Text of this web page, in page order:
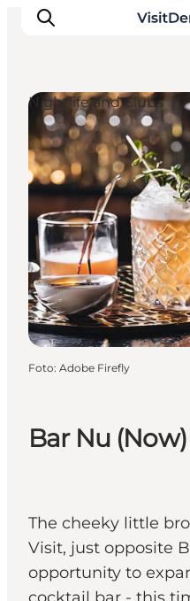
Inspiratie
Bestemmingen
Wat te doen
Accommodaties
Plan je reis
Bar Nu (Now)
The cheeky little
Visit, just opposite
opportunity to
Nightlife and Clubs
Foto: Adobe Firefly